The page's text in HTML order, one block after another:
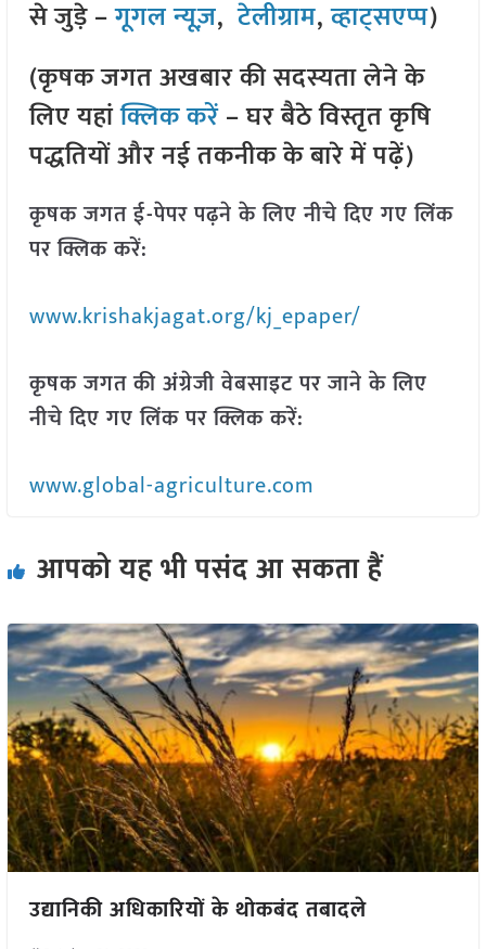
से जुड़े –गूगल न्यूज़,टेलीग्राम,व्हाट्सएप्प)
(कृषक जगत अखबार की सदस्यता लेने के
लिए यहांक्लिक करें– घर बैठे विस्तृत कृषि
पद्धतियों और नई तकनीक के बारे में पढ़ें)
कृषक जगत ई-पेपर पढ़ने के लिए नीचे दिए गए लिंक
पर क्लिक करें:
www.krishakjagat.org/kj_epaper/
कृषक जगत की अंग्रेजी वेबसाइट पर जाने के लिए
नीचे दिए गए लिंक पर क्लिक करें:
www.global-agriculture.com
आपको यह भी पसंद आ सकता हैं
उद्यानिकी अधिकारियों के थोकबंद तबादले